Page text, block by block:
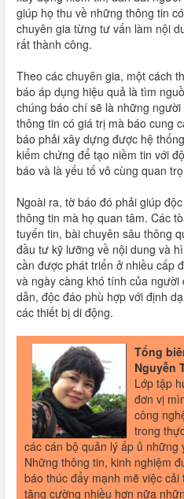
giúp họ thu về những thông tin
chuyên gia từng tư vấn làm nội
rất thành công.
Theo các chuyên gia, một cách
báo áp dụng hiệu quả là tìm
chúng báo chí sẽ là những
thông tin có giá trị mà báo cung
báo phải xây dựng được hệ
kiểm chứng để tạo niềm tin với
báo và là yếu tố vô cùng quan
Ngoài ra, tờ báo đó phải giúp
thông tin mà họ quan tâm. Các
tuyến tin, bài chuyên sâu thông
đầu tư kỹ lưỡng về nội dung và
cần được phát triển ở nhiều cấp
và ngày càng khó tính của
dẫn, độc đáo phù hợp với định
các thiết bị di động.
Tổng
Nguyễn
Lớp tập
đơn vị
công
trong
các cán bộ quản lý ấp ủ
Những thông tin, kinh nghiệm
báo thúc đẩy mạnh mẽ việc
tăng cường nhiều hơn nữa